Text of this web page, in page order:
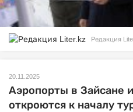
Редакция
20.11.2025
Аэропорты в Зайсане
откроются к началу